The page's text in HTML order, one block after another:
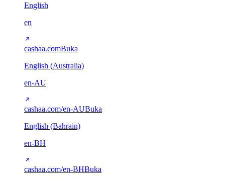
English
en
cashaa.comBuka
English (Australia)
en-AU
cashaa.com/en-AUBuka
English (Bahrain)
en-BH
cashaa.com/en-BHBuka